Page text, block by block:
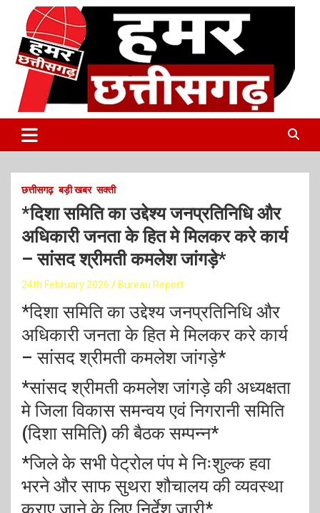
हमर छत्तीसगढ़
Latest Online Breaking News
छत्तीसगढ़ बड़ी खबर सक्ती
*दिशा समिति का उद्देश्य जनप्रतिनिधि और
अधिकारी जनता के हित मे मिलकर करे कार्य
– सांसद श्रीमती कमलेश जांगड़े*
24th February 2026 Bureau Report
*दिशा समिति का उद्देश्य जनप्रतिनिधि और
अधिकारी जनता के हित मे मिलकर करे कार्य
– सांसद श्रीमती कमलेश जांगड़े*
*सांसद श्रीमती कमलेश जांगड़े की अध्यक्षता
मे जिला विकास समन्वय एवं निगरानी समिति
(दिशा समिति) की बैठक सम्पन्न*
*जिले के सभी पेट्रोल पंप मे निःशुल्क हवा
भरने और साफ सुथरा शौचालय की व्यवस्था